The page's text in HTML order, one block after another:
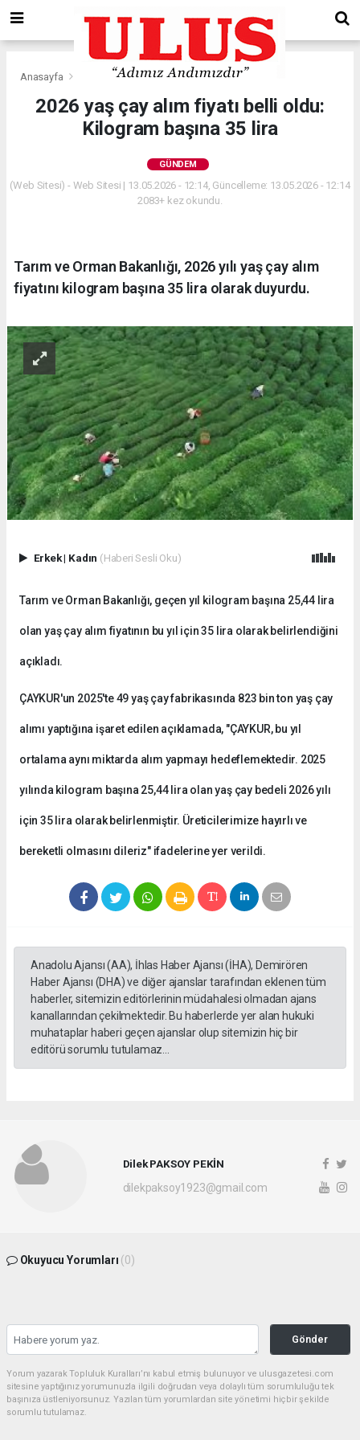
Anasayfa Gündem
2026 yaş çay alım fiyatı belli oldu:
Kilogram başına 35 lira
GÜNDEM
(Web Sitesi) - Web Sitesi | 13.05.2026 - 12:14, Güncelleme: 13.05.2026 - 12:14
2083+ kez okundu.
Tarım ve Orman Bakanlığı, 2026 yılı yaş çay alım
fiyatını kilogram başına 35 lira olarak duyurdu.
Erkek| Kadın (Haberi Sesli Oku)
Tarım ve Orman Bakanlığı, geçen yıl kilogram başına 25,44 lira
olan yaş çay alım fiyatının bu yıl için 35 lira olarak belirlendiğini
açıkladı.
ÇAYKUR'un 2025'te 49 yaş çay fabrikasında 823 bin ton yaş çay
alımı yaptığına işaret edilen açıklamada, "ÇAYKUR, bu yıl
ortalama aynı miktarda alım yapmayı hedeflemektedir. 2025
yılında kilogram başına 25,44 lira olan yaş çay bedeli 2026 yılı
için 35 lira olarak belirlenmiştir. Üreticilerimize hayırlı ve
bereketli olmasını dileriz" ifadelerine yer verildi.
Anadolu Ajansı (AA), İhlas Haber Ajansı (İHA), Demirören
Haber Ajansı (DHA) ve diğer ajanslar tarafından eklenen tüm
haberler, sitemizin editörlerinin müdahalesi olmadan ajans
kanallarından çekilmektedir. Bu haberlerde yer alan hukuki
muhataplar haberi geçen ajanslar olup sitemizin hiç bir
editörü sorumlu tutulamaz...
Dilek PAKSOY PEKİN
dilekpaksoy1923@gmail.com
Okuyucu Yorumları (0)
Gönder
Yorum yazarak Topluluk Kuralları’nı kabul etmiş bulunuyor ve ulusgazetesi.com
sitesine yaptığınız yorumunuzla ilgili doğrudan veya dolaylı tüm sorumluluğu tek
başınıza üstleniyorsunuz. Yazılan tüm yorumlardan site yönetimi hiçbir şekilde
sorumlu tutulamaz.